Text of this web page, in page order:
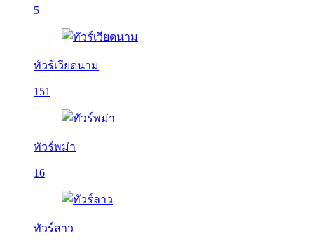
5
ทัวร์เวียดนาม
151
ทัวร์พม่า
16
ทัวร์ลาว